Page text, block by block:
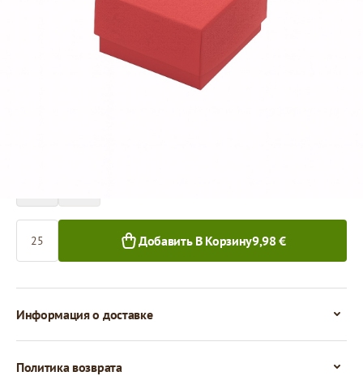
Tовар можно получить в пункте выдачи.
Добавить В Корзину9,98 €
Информация о доставке
Политика возврата